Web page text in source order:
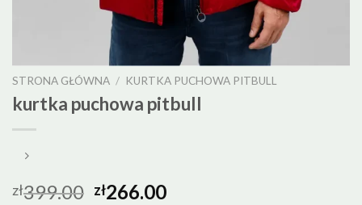
STRONA GŁÓWNA / KURTKA PUCHOWA PITBULL
kurtka puchowa pitbull
zł399.00 zł266.00